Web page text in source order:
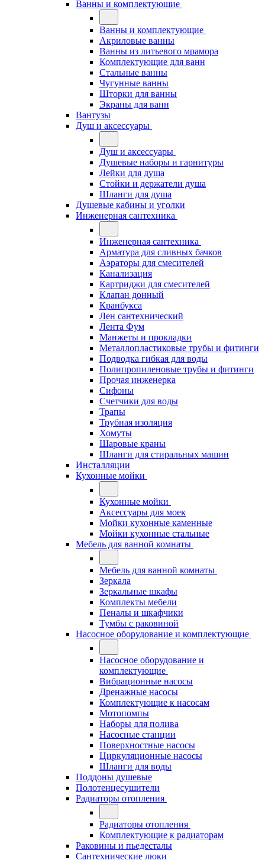
Ванны и комплектующие
Ванны и комплектующие
Акриловые ванны
Ванны из литьевого мрамора
Комплектующие для ванн
Стальные ванны
Чугунные ванны
Шторки для ванны
Экраны для ванн
Вантузы
Душ и аксессуары
Душ и аксессуары
Душевые наборы и гарнитуры
Лейки для душа
Стойки и держатели душа
Шланги для душа
Душевые кабины и уголки
Инженерная сантехника
Инженерная сантехника
Арматура для сливных бачков
Аэраторы для смесителей
Канализация
Картриджи для смесителей
Клапан донный
Кранбукса
Лен сантехнический
Лента Фум
Манжеты и прокладки
Металлопластиковые трубы и фитинги
Подводка гибкая для воды
Полипропиленовые трубы и фитинги
Прочая инженерка
Сифоны
Счетчики для воды
Трапы
Трубная изоляция
Хомуты
Шаровые краны
Шланги для стиральных машин
Инсталляции
Кухонные мойки
Кухонные мойки
Аксессуары для моек
Мойки кухонные каменные
Мойки кухонные стальные
Мебель для ванной комнаты
Мебель для ванной комнаты
Зеркала
Зеркальные шкафы
Комплекты мебели
Пеналы и шкафчики
Тумбы с раковиной
Насосное оборудование и комплектующие
Насосное оборудование и
комплектующие
Вибрационные насосы
Дренажные насосы
Комплектующие к насосам
Мотопомпы
Наборы для полива
Насосные станции
Поверхностные насосы
Циркуляционные насосы
Шланги для воды
Поддоны душевые
Полотенцесушители
Радиаторы отопления
Радиаторы отопления
Комплектующие к радиаторам
Раковины и пьедесталы
Сантехнические люки